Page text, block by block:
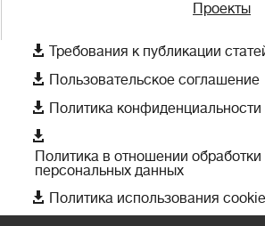
Проекты
 Требования к публикации
 Пользовательское соглашение
 Политика конфиденциальности

Политика в отношении
персональных данных
 Политика использования